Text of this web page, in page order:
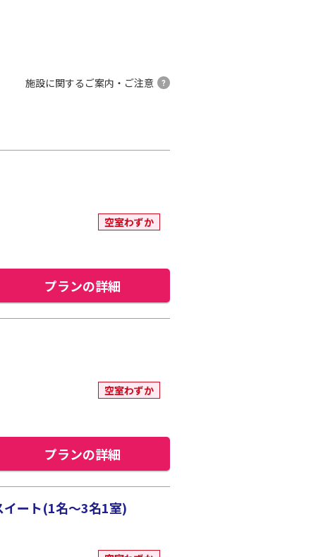
施設に関するご案内・ご注意
空室わずか
プランの詳細
空室わずか
プランの詳細
ート(1名～3名1室)